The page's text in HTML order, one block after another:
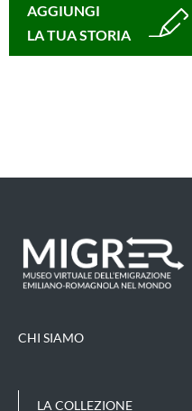
AGGIUNGI
LA TUA STORIA
CHI SIAMO
LA COLLEZIONE